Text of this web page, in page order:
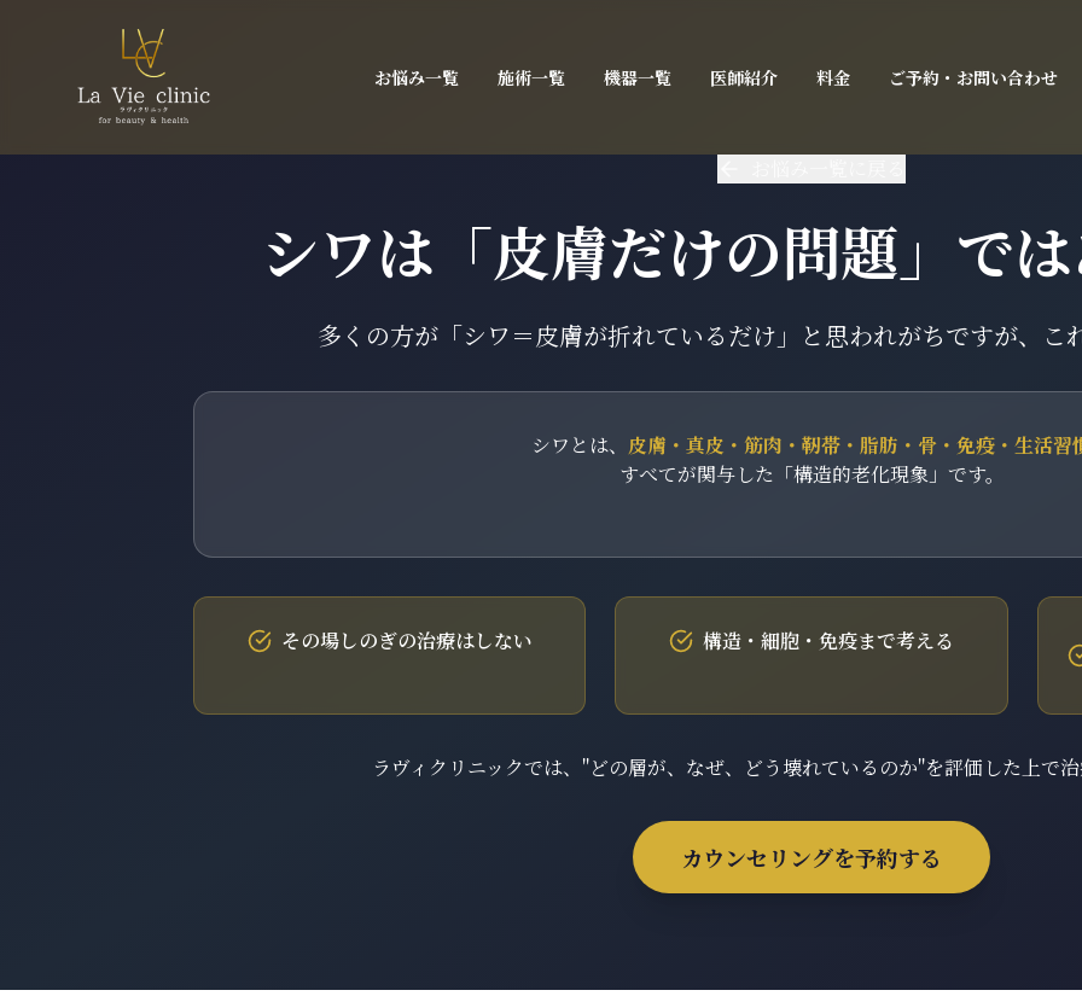
お悩み一覧 施術一覧 機器一覧 医師紹介 料金 ご予約・お問い合わせ
シワは「皮膚だけの問題」で
多くの方が「シワ＝皮膚が折れているだけ」と思われがちですが、こ
シワとは、 皮膚・真皮・筋肉・靭帯・脂肪・骨・免疫・生活習
すべてが関与した「構造的老化現象」です。
その場しのぎの治療はしない 構造・細胞・免疫まで考える
ラヴィクリニックでは、"どの層が、なぜ、どう壊れているのか"を評価した上で治
カウンセリングを予約する